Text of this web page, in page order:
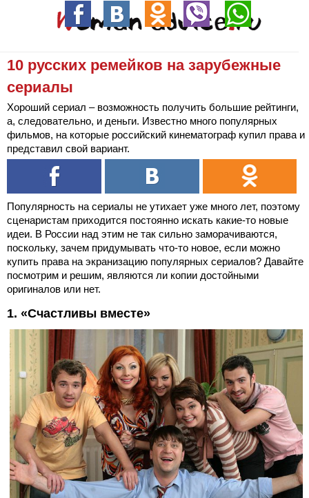
10 русских ремейков на зарубежные
сериалы
Хороший сериал – возможность получить большие рейтинги,
а, следовательно, и деньги. Известно много популярных
фильмов, на которые российский кинематограф купил права и
представил свой вариант.
Популярность на сериалы не утихает уже много лет, поэтому
сценаристам приходится постоянно искать какие-то новые
идеи. В России над этим не так сильно заморачиваются,
поскольку, зачем придумывать что-то новое, если можно
купить права на экранизацию популярных сериалов? Давайте
посмотрим и решим, являются ли копии достойными
оригиналов или нет.
1. «Счастливы вместе»